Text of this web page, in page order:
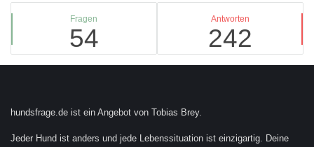
Stats
Fragen
54
Antworten
242
hundsfrage.de ist ein Angebot von Tobias Brey.
Jeder Hund ist anders und jede Lebenssituation ist einzigartig. Deine